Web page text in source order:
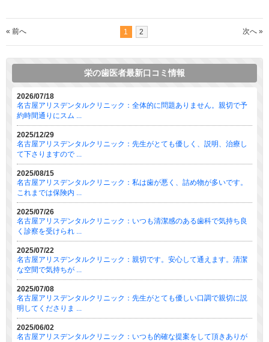
« 前へ 1 2 次へ »
栄の歯医者最新口コミ情報
2026/07/18
名古屋アリスデンタルクリニック：全体的に問題ありません。親切で予
約時間通りにスム ...
2025/12/29
名古屋アリスデンタルクリニック：先生がとても優しく、説明、治療し
て下さりますので ...
2025/08/15
名古屋アリスデンタルクリニック：私は歯が悪く、詰め物が多いです。
これまでは保険内 ...
2025/07/26
名古屋アリスデンタルクリニック：いつも清潔感のある歯科で気持ち良
く診察を受けられ ...
2025/07/22
名古屋アリスデンタルクリニック：親切です。安心して通えます。清潔
な空間で気持ちが ...
2025/07/08
名古屋アリスデンタルクリニック：先生がとても優しい口調で親切に説
明してくださりま ...
2025/06/02
名古屋アリスデンタルクリニック：いつも的確な提案をして頂きありが